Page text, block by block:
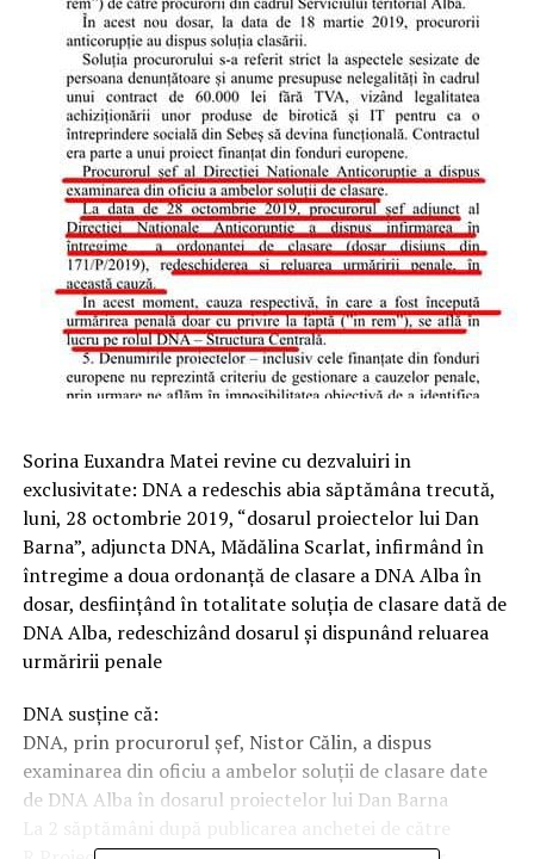
Sorina Euxandra Matei revine cu dezvaluiri in
exclusivitate: DNA a redeschis abia săptămâna trecută,
luni, 28 octombrie 2019, “dosarul proiectelor lui Dan
Barna”, adjuncta DNA, Mădălina Scarlat, infirmând în
întregime a doua ordonanţă de clasare a DNA Alba în
dosar, desfiinţând în totalitate soluţia de clasare dată de
DNA Alba, redeschizând dosarul şi dispunând reluarea
urmăririi penale
DNA susţine că:
DNA, prin procurorul şef, Nistor Călin, a dispus
examinarea din oficiu a ambelor soluţii de clasare date
de DNA Alba în dosarul proiectelor lui Dan Barna